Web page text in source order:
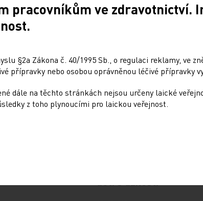
pracovníkům ve zdravotnictví.
§2a Zákona č. 40/1995 Sb., o regulaci reklamy, ve
přípravky nebo osobou oprávněnou léčivé přípravky
dále na těchto stránkách nejsou určeny laické
z toho plynoucími pro laickou veřejnost.